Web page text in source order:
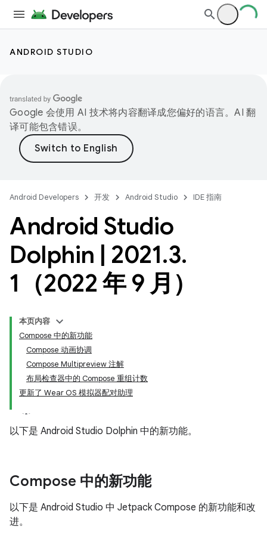
ANDROID STUDIO
Google 会使用 AI 技术将内容翻译成您偏好的语言。AI 翻
译可能包含错误。
Android Developers 开发 Android Studio IDE 指南
Android Studio
Dolphin | 2021.3.
1（2022 年 9 月）
本页内容
Compose 中的新功能
Compose 动画协调
Compose Multipreview 注解
布局检查器中的 Compose 重组计数
更新了 Wear OS 模拟器配对助理
以下是 Android Studio Dolphin 中的新功能。
Compose 中的新功能
以下是 Android Studio 中 Jetpack Compose 的新功能和改
进。